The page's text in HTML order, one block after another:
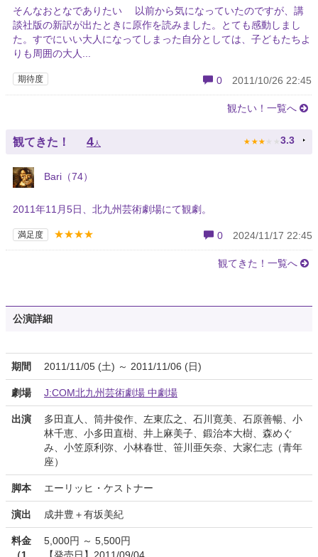
そんなおとなでありたい 以前から気になっていたのですが、講
談社版の新訳が出たときに原作を読みました。とても感動しまし
た。すでにいい大人になってしまった自分としては、子どもたちよ
りも周囲の大人...
期待度 0 2011/10/26 22:45
観たい！一覧へ
観てきた！ 4 人 ★ ★ ★ ★ ★ 3.3
Bari（74）
2011年11月5日、北九州芸術劇場にて観劇。
満足度 ★★★★ 0 2024/11/17 22:45
観てきた！一覧へ
公演詳細
期間 2011/11/05 (土) ～ 2011/11/06 (日)
劇場 J:COM北九州芸術劇場 中劇場
出演
多田直人、筒井俊作、左東広之、石川寛美、石原善暢、小
林千恵、小多田直樹、井上麻美子、鍛治本大樹、森めぐ
み、小笠原利弥、小林春世、笹川亜矢奈、大家仁志（青年
座）
脚本 エーリッヒ・ケストナー
演出 成井豊＋有坂美紀
料金
5,000円 ～ 5,500円